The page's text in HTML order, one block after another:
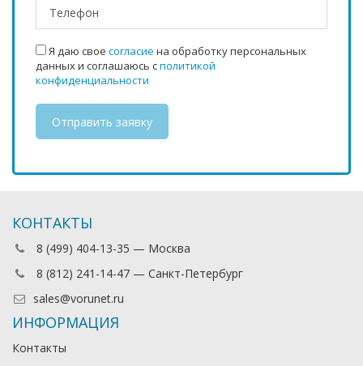
Я даю свое согласие на обработку персональных
данных и соглашаюсь сполитикой
конфиденциальности
КОНТАКТЫ
8 (499) 404-13-35 — Москва
8 (812) 241-14-47 — Санкт-Петербург
sales@vorunet.ru
ИНФОРМАЦИЯ
Контакты